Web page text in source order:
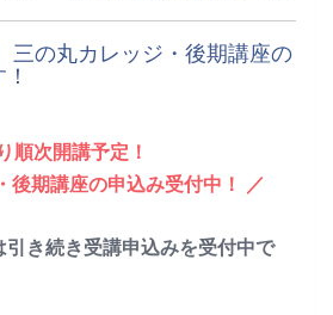
三の丸カレッジ・後期講座の
開講予定！
後期講座の申込み受付中！ ／
き続き受講申込みを受付中で